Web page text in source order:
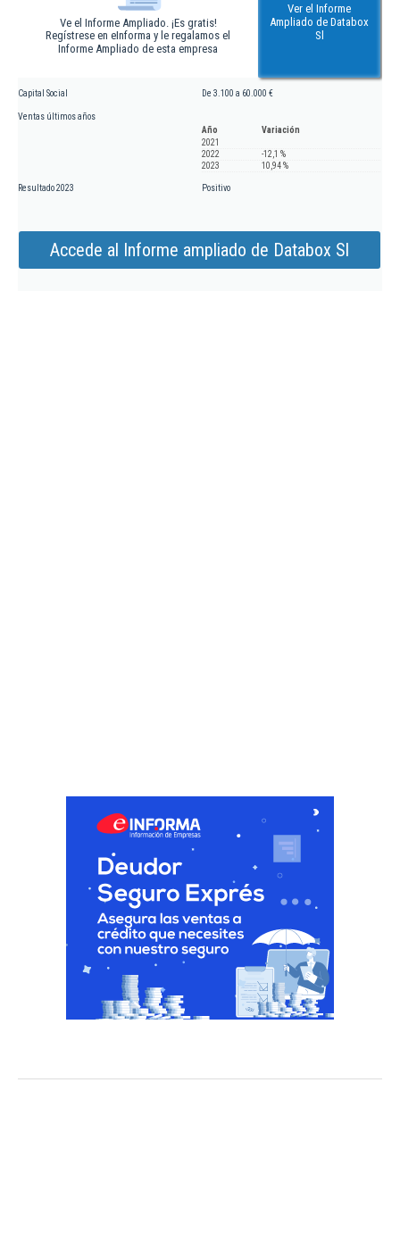
Ve el Informe Ampliado. ¡Es gratis!
Regístrese en eInforma y le regalamos el
Informe Ampliado de esta empresa
Ver el Informe
Ampliado de Databox
Sl
Capital Social De 3.100 a 60.000 €
Ventas últimos años
Año
Variación
2021
2022
-12,1 %
2023
10,94 %
Resultado 2023 Positivo
Accede al Informe ampliado de Databox Sl